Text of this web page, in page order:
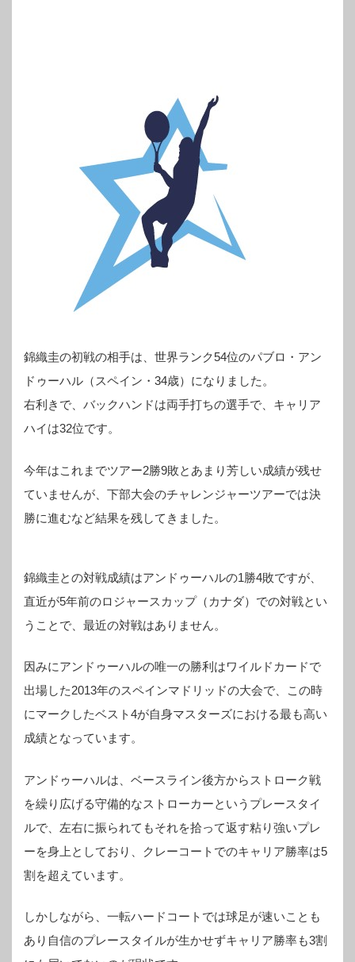
錦織圭の初戦の相手は、世界ランク54位のパブロ・アン
ドゥーハル（スペイン・34歳）になりました。
右利きで、バックハンドは両手打ちの選手で、キャリア
ハイは32位です。
今年はこれまでツアー2勝9敗とあまり芳しい成績が残せ
ていませんが、下部大会のチャレンジャーツアーでは決
勝に進むなど結果を残してきました。
錦織圭との対戦成績はアンドゥーハルの1勝4敗ですが、
直近が5年前のロジャースカップ（カナダ）での対戦とい
うことで、最近の対戦はありません。
因みにアンドゥーハルの唯一の勝利はワイルドカードで
出場した2013年のスペインマドリッドの大会で、この時
にマークしたベスト4が自身マスターズにおける最も高い
成績となっています。
アンドゥーハルは、ベースライン後方からストローク戦
を繰り広げる守備的なストローカーというプレースタイ
ルで、左右に振られてもそれを拾って返す粘り強いプレ
ーを身上としており、クレーコートでのキャリア勝率は5
割を超えています。
しかしながら、一転ハードコートでは球足が速いことも
あり自信のプレースタイルが生かせずキャリア勝率も3割